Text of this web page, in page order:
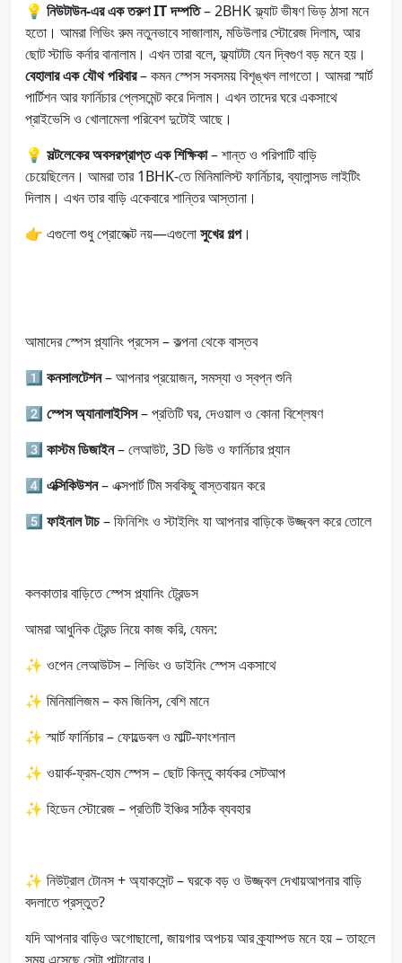
💡 নিউটাউন-এর এক তরুণ IT দম্পতি– 2BHK ফ্ল্যাট ভীষণ ভিড় ঠাসা মনে
হতো। আমরা লিভিং রুম নতুনভাবে সাজালাম, মডিউলার স্টোরেজ দিলাম, আর
ছোট স্টাডি কর্নার বানালাম। এখন তারা বলে, ফ্ল্যাটটা যেন দ্বিগুণ বড় মনে হয়।
বেহালার এক যৌথ পরিবার– কমন স্পেস সবসময় বিশৃঙ্খল লাগতো। আমরা স্মার্ট
পার্টিশন আর ফার্নিচার প্লেসমেন্ট করে দিলাম। এখন তাদের ঘরে একসাথে
প্রাইভেসি ও খোলামেলা পরিবেশ দুটোই আছে।
💡 সল্টলেকের অবসরপ্রাপ্ত এক শিক্ষিকা– শান্ত ও পরিপাটি বাড়ি
চেয়েছিলেন। আমরা তার 1BHK-তে মিনিমালিস্ট ফার্নিচার, ব্যালান্সড লাইটিং
দিলাম। এখন তার বাড়ি একেবারে শান্তির আস্তানা।
👉 এগুলো শুধু প্রোজেক্ট নয়—এগুলোসুখের গল্প।
আমাদের স্পেস প্ল্যানিং প্রসেস – কল্পনা থেকে বাস্তব
1️⃣ কনসালটেশন– আপনার প্রয়োজন, সমস্যা ও স্বপ্ন শুনি
2️⃣ স্পেস অ্যানালাইসিস– প্রতিটি ঘর, দেওয়াল ও কোনা বিশ্লেষণ
3️⃣ কাস্টম ডিজাইন– লেআউট, 3D ভিউ ও ফার্নিচার প্ল্যান
4️⃣ এক্সিকিউশন– এক্সপার্ট টিম সবকিছু বাস্তবায়ন করে
5️⃣ ফাইনাল টাচ– ফিনিশিং ও স্টাইলিং যা আপনার বাড়িকে উজ্জ্বল করে তোলে
কলকাতার বাড়িতে স্পেস প্ল্যানিং ট্রেন্ডস
আমরা আধুনিক ট্রেন্ড নিয়ে কাজ করি, যেমন:
✨ ওপেন লেআউটস – লিভিং ও ডাইনিং স্পেস একসাথে
✨ মিনিমালিজম – কম জিনিস, বেশি মানে
✨ স্মার্ট ফার্নিচার – ফোল্ডেবল ও মাল্টি-ফাংশনাল
✨ ওয়ার্ক-ফ্রম-হোম স্পেস – ছোট কিন্তু কার্যকর সেটআপ
✨ হিডেন স্টোরেজ – প্রতিটি ইঞ্চির সঠিক ব্যবহার
✨ নিউট্রাল টোনস + অ্যাকসেন্ট – ঘরকে বড় ও উজ্জ্বল দেখায়আপনার বাড়ি
বদলাতে প্রস্তুত?
যদি আপনার বাড়িও অগোছালো, জায়গার অপচয় আর ক্র্যাম্পড মনে হয় – তাহলে